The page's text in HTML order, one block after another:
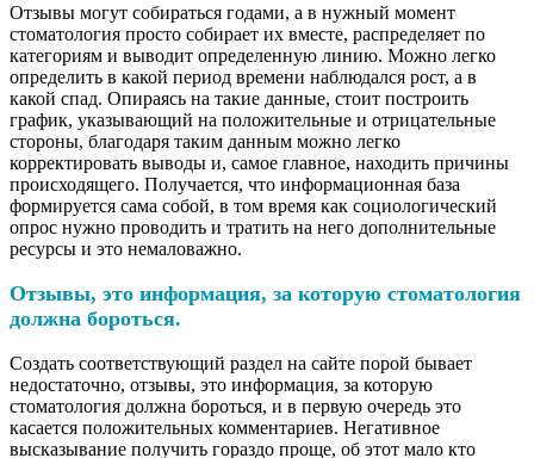
Отзывы могут собираться годами, а в нужный момент
стоматология просто собирает их вместе, распределяет по
категориям и выводит определенную линию. Можно легко
определить в какой период времени наблюдался рост, а в
какой спад. Опираясь на такие данные, стоит построить
график, указывающий на положительные и отрицательные
стороны, благодаря таким данным можно легко
корректировать выводы и, самое главное, находить причины
происходящего. Получается, что информационная база
формируется сама собой, в том время как социологический
опрос нужно проводить и тратить на него дополнительные
ресурсы и это немаловажно.
Отзывы, это информация, за которую стоматология
должна бороться.
Создать соответствующий раздел на сайте порой бывает
недостаточно, отзывы, это информация, за которую
стоматология должна бороться, и в первую очередь это
касается положительных комментариев. Негативное
высказывание получить гораздо проще, об этот мало кто